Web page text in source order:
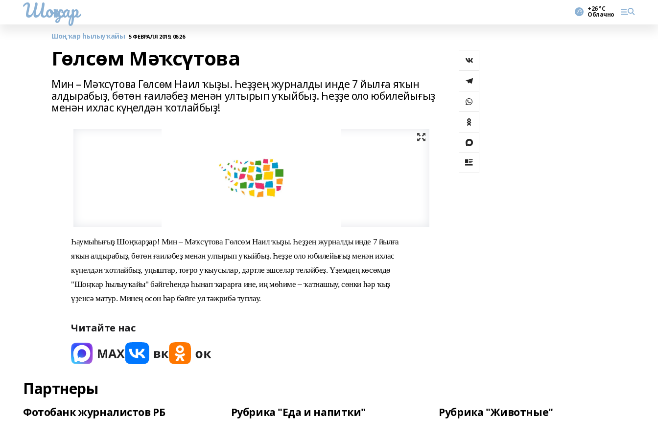
Шоңҡар +26 °С
Облачно
Шоңҡар һылыуҡайы 5 ФЕВРАЛЯ 2019, 06:26
Гөлсөм Мәҡсүтова
Мин – Мәҡсүтова Гөлсөм Наил ҡыҙы. Һеҙҙең журналды инде 7 йылға яҡын
алдырабыҙ, бөтөн ғаиләбеҙ менән ултырып уҡыйбыҙ. Һеҙҙе оло юбилейығыҙ
менән ихлас күңелдән ҡотлайбыҙ!
Һаумыһығыҙ Шоңҡарҙар! Мин – Мәҡсүтова Гөлсөм Наил ҡыҙы. Һеҙҙең журналды инде 7 йылға
яҡын алдырабыҙ, бөтөн ғаиләбеҙ менән ултырып уҡыйбыҙ. Һеҙҙе оло юбилейығыҙ менән ихлас
күңелдән ҡотлайбыҙ, уңыштар, тоғро уҡыусылар, дәртле эшселәр теләйбеҙ. Үҙемдең көсөмдө
"Шоңҡар һылыуҡайы" бәйгеһендә һынап ҡарарға ине, иң мөһиме – ҡатнашыу, сөнки һәр ҡыҙ
үҙенсә матур. Минең өсөн һәр бәйге ул тәжрибә туплау.
Читайте нас
Партнеры
Фотобанк журналистов РБ Рубрика "Еда и напитки" Рубрика "Животные"